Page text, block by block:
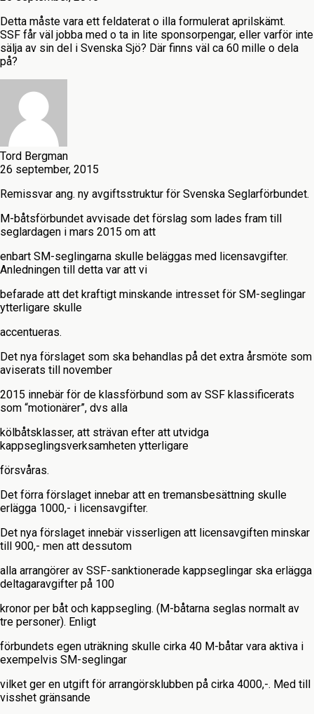
Detta måste vara ett feldaterat o illa formulerat aprilskämt.
SSF får väl jobba med o ta in lite sponsorpengar, eller varför inte
sälja av sin del i Svenska Sjö? Där finns väl ca 60 mille o dela
på?
Tord Bergman
26 september, 2015
Remissvar ang. ny avgiftsstruktur för Svenska Seglarförbundet.
M-båtsförbundet avvisade det förslag som lades fram till
seglardagen i mars 2015 om att
enbart SM-seglingarna skulle beläggas med licensavgifter.
Anledningen till detta var att vi
befarade att det kraftigt minskande intresset för SM-seglingar
ytterligare skulle
accentueras.
Det nya förslaget som ska behandlas på det extra årsmöte som
aviserats till november
2015 innebär för de klassförbund som av SSF klassificerats
som “motionärer”, dvs alla
kölbåtsklasser, att strävan efter att utvidga
kappseglingsverksamheten ytterligare
försvåras.
Det förra förslaget innebar att en tremansbesättning skulle
erlägga 1000,- i licensavgifter.
Det nya förslaget innebär visserligen att licensavgiften minskar
till 900,- men att dessutom
alla arrangörer av SSF-sanktionerade kappseglingar ska erlägga
deltagaravgifter på 100
kronor per båt och kappsegling. (M-båtarna seglas normalt av
tre personer). Enligt
förbundets egen uträkning skulle cirka 40 M-båtar vara aktiva i
exempelvis SM-seglingar
vilket ger en utgift för arrangörsklubben på cirka 4000,-. Med till
visshet gränsande